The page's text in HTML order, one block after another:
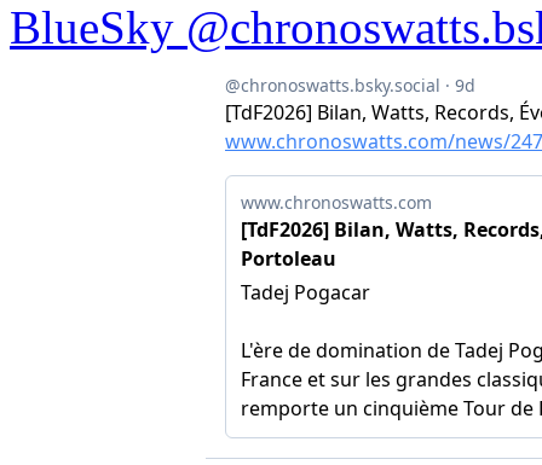
BlueSky